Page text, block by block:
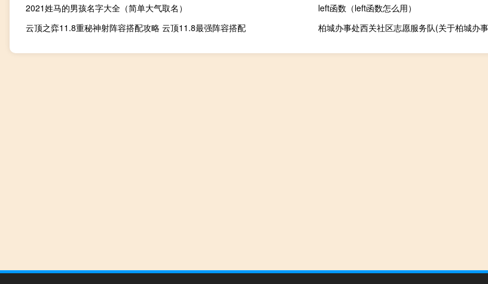
2021姓马的男孩名字大全（简单大气取名）
left函数（left函数怎么用）
云顶之弈11.8重秘神射阵容搭配攻略 云顶11.8最强阵容搭配